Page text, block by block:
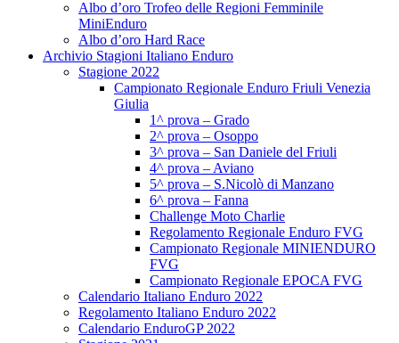
Albo d’oro Trofeo delle Regioni Femminile
MiniEnduro
Albo d’oro Hard Race
Archivio Stagioni Italiano Enduro
Stagione 2022
Campionato Regionale Enduro Friuli Venezia
Giulia
1^ prova – Grado
2^ prova – Osoppo
3^ prova – San Daniele del Friuli
4^ prova – Aviano
5^ prova – S.Nicolò di Manzano
6^ prova – Fanna
Challenge Moto Charlie
Regolamento Regionale Enduro FVG
Campionato Regionale MINIENDURO
FVG
Campionato Regionale EPOCA FVG
Calendario Italiano Enduro 2022
Regolamento Italiano Enduro 2022
Calendario EnduroGP 2022